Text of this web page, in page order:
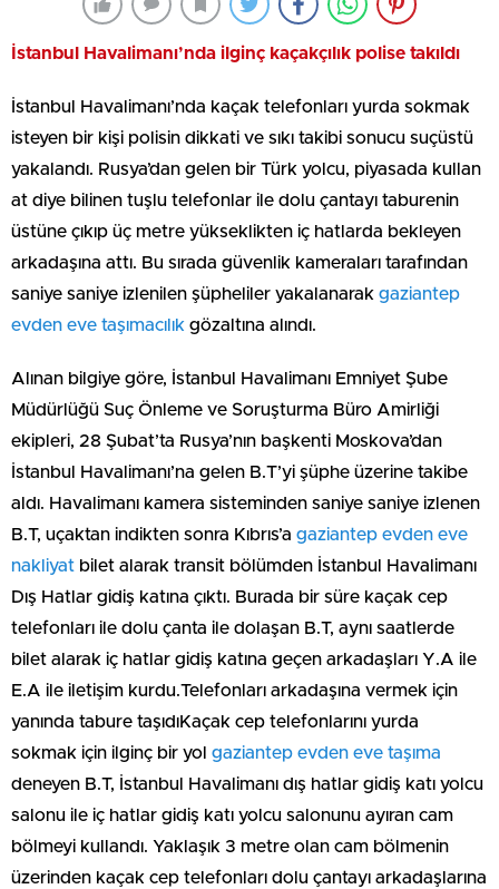
İstanbul Havalimanı’nda ilginç kaçakçılık polise takıldı
İstanbul Havalimanı’nda kaçak telefonları yurda sokmak
isteyen bir kişi polisin dikkati ve sıkı takibi sonucu suçüstü
yakalandı. Rusya’dan gelen bir Türk yolcu, piyasada kullan
at diye bilinen tuşlu telefonlar ile dolu çantayı taburenin
üstüne çıkıp üç metre yükseklikten iç hatlarda bekleyen
arkadaşına attı. Bu sırada güvenlik kameraları tarafından
saniye saniye izlenilen şüpheliler yakalanarak gaziantep
evden eve taşımacılık gözaltına alındı.
Alınan bilgiye göre, İstanbul Havalimanı Emniyet Şube
Müdürlüğü Suç Önleme ve Soruşturma Büro Amirliği
ekipleri, 28 Şubat’ta Rusya’nın başkenti Moskova’dan
İstanbul Havalimanı’na gelen B.T’yi şüphe üzerine takibe
aldı. Havalimanı kamera sisteminden saniye saniye izlenen
B.T, uçaktan indikten sonra Kıbrıs’a gaziantep evden eve
nakliyat bilet alarak transit bölümden İstanbul Havalimanı
Dış Hatlar gidiş katına çıktı. Burada bir süre kaçak cep
telefonları ile dolu çanta ile dolaşan B.T, aynı saatlerde
bilet alarak iç hatlar gidiş katına geçen arkadaşları Y.A ile
E.A ile iletişim kurdu.Telefonları arkadaşına vermek için
yanında tabure taşıdıKaçak cep telefonlarını yurda
sokmak için ilginç bir yol gaziantep evden eve taşıma
deneyen B.T, İstanbul Havalimanı dış hatlar gidiş katı yolcu
salonu ile iç hatlar gidiş katı yolcu salonunu ayıran cam
bölmeyi kullandı. Yaklaşık 3 metre olan cam bölmenin
üzerinden kaçak cep telefonları dolu çantayı arkadaşlarına